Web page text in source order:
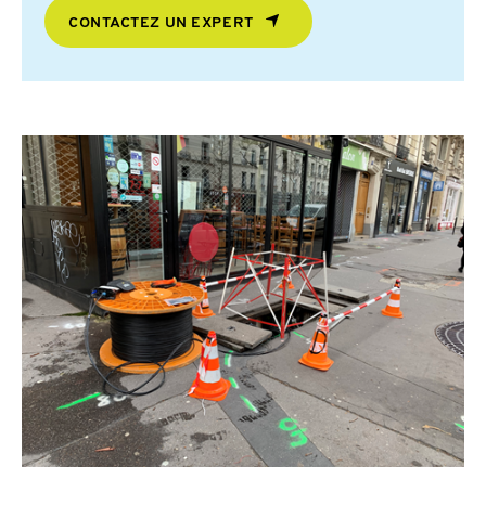
CONTACTEZ UN EXPERT